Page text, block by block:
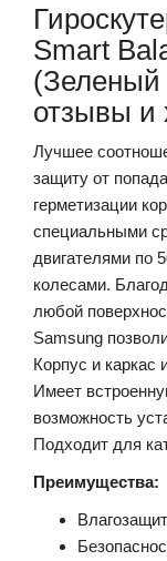
Smart
(Зеленый
отзывы и
Лучшее
защиту от
герметизации
специальными
двигателями по
колесами.
любой
Samsung
Корпус и каркас
Имеет
возможность
Подходит для
Преимущества: